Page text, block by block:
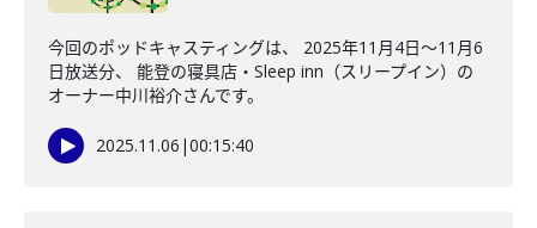
今回のポッドキャスティングは、 2025年11月4日〜11月6
日放送分、 能登の寝具店・Sleep inn（スリープイン）の
オーナー中川裕介さんです。
2025.11.06 |00:15:40